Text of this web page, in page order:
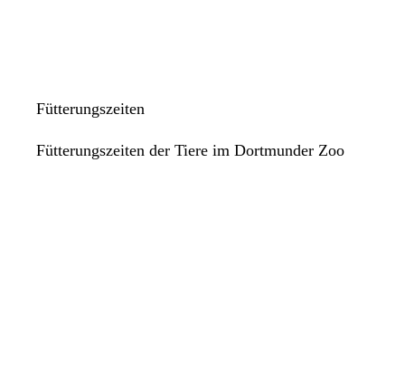
Fütterungszeiten
Fütterungszeiten der Tiere im Dortmunder Zoo